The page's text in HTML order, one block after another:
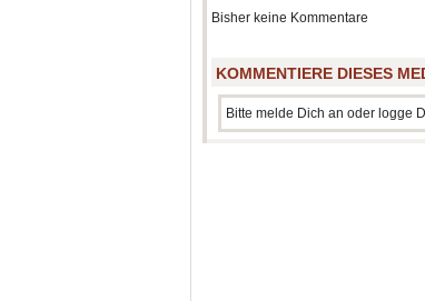
Bisher keine Kommentare
KOMMENTIERE DIESES
Bitte melde Dich an oder logge